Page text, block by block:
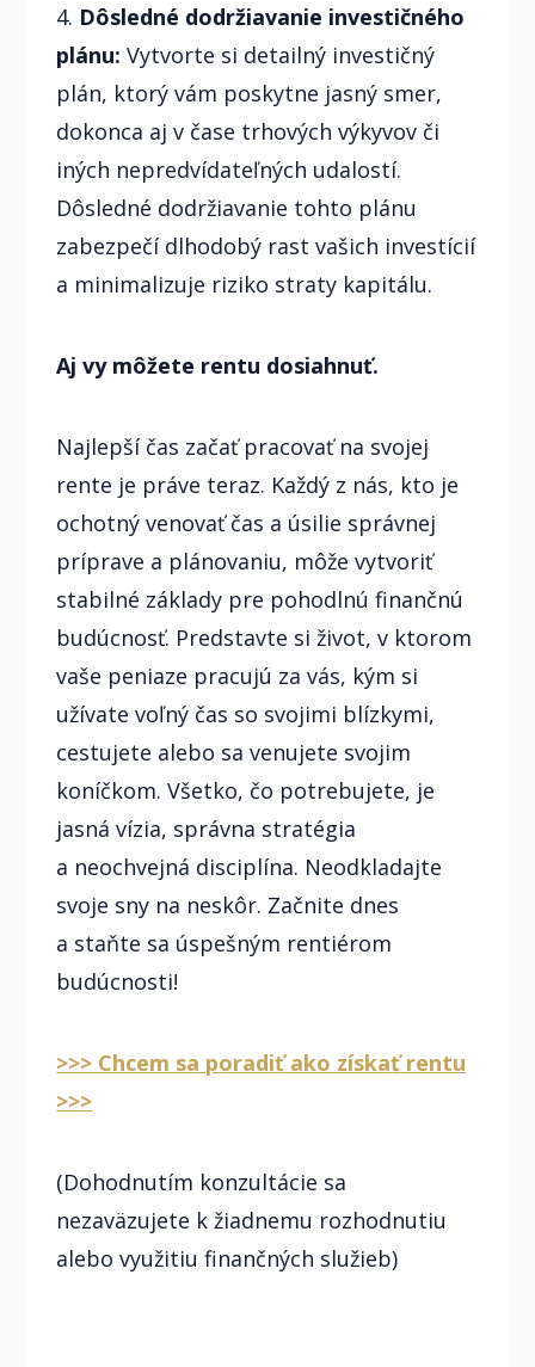
4. Dôsledné dodržiavanie investičného
plánu: Vytvorte si detailný investičný
plán, ktorý vám poskytne jasný smer,
dokonca aj v čase trhových výkyvov či
iných nepredvídateľných udalostí.
Dôsledné dodržiavanie tohto plánu
zabezpečí dlhodobý rast vašich investícií
a minimalizuje riziko straty kapitálu.
Aj vy môžete rentu dosiahnuť.
Najlepší čas začať pracovať na svojej
rente je práve teraz. Každý z nás, kto je
ochotný venovať čas a úsilie správnej
príprave a plánovaniu, môže vytvoriť
stabilné základy pre pohodlnú finančnú
budúcnosť. Predstavte si život, v ktorom
vaše peniaze pracujú za vás, kým si
užívate voľný čas so svojimi blízkymi,
cestujete alebo sa venujete svojim
koníčkom. Všetko, čo potrebujete, je
jasná vízia, správna stratégia
a neochvejná disciplína. Neodkladajte
svoje sny na neskôr. Začnite dnes
a staňte sa úspešným rentiérom
budúcnosti!
>>> Chcem sa poradiť ako získať rentu
>>>
(Dohodnutím konzultácie sa
nezaväzujete k žiadnemu rozhodnutiu
alebo využitiu finančných služieb)